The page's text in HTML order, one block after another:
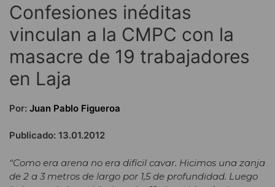
Confesiones inéditas
vinculan a la CMPC con la
masacre de 19 trabajadores
en Laja
Por: Juan Pablo Figueroa
Publicado: 13.01.2012
“Como era arena no era difícil cavar. Hicimos una zanja
de 2 a 3 metros de largo por 1,5 de profundidad. Luego